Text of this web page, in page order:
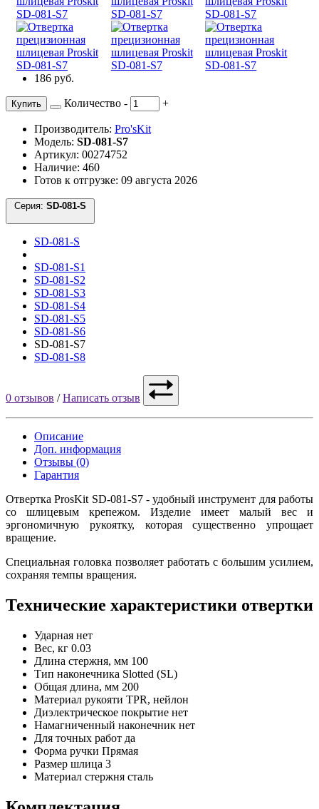
186 руб.
Купить Количество - +
Производитель: Pro'sKit
Модель: SD-081-S7
Артикул: 00274752
Наличие: 460
Готов к отгрузке: 09 августа 2026
Серия:
SD-081-S
SD-081-S1
SD-081-S2
SD-081-S3
SD-081-S4
SD-081-S5
SD-081-S6
SD-081-S7
SD-081-S8
0 отзывов /Написать отзыв
Описание
Доп. информация
Отзывы (0)
Гарантия
Отвертка ProsKit SD-081-S7 - удобный инструмент для работы
со шлицевым крепежом. Изделие имеет малый вес и
эргономичную рукоятку, которая существенно упрощает
вращение.
Специальная головка позволяет работать с большим усилием,
сохраняя темпы вращения.
Технические характеристики отвертки
Ударная нет
Вес, кг 0.03
Длина стержня, мм 100
Тип наконечника Slotted (SL)
Общая длина, мм 200
Материал рукояти TPR, нейлон
Диэлектрическое покрытие нет
Намагниченный наконечник нет
Для точных работ да
Форма ручки Прямая
Размер шлица 3
Материал стержня сталь